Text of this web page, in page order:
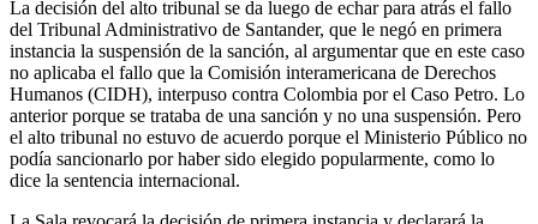
La decisión del alto tribunal se da luego de echar para atrás el fallo
del Tribunal Administrativo de Santander, que le negó en primera
instancia la suspensión de la sanción, al argumentar que en este caso
no aplicaba el fallo que la Comisión interamericana de Derechos
Humanos (CIDH), interpuso contra Colombia por el Caso Petro. Lo
anterior porque se trataba de una sanción y no una suspensión. Pero
el alto tribunal no estuvo de acuerdo porque el Ministerio Público no
podía sancionarlo por haber sido elegido popularmente, como lo
dice la sentencia internacional.